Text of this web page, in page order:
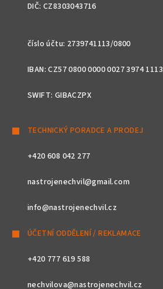
DIČ: CZ8303043716
číslo účtu: 2739741113/0800
IBAN: CZ57 0800 0000 0027 3974 1113
SWIFT: GIBACZPX
TECHNICKÝ PORADCE A PRODEJ
+420 608 042 277
nastrojenechvil@gmail.com
info@nastrojenechvil.cz
ÚČETNÍ ODDĚLENÍ / REKLAMACE
+420 777 619 588
nechvilova@nastrojenechvil.cz